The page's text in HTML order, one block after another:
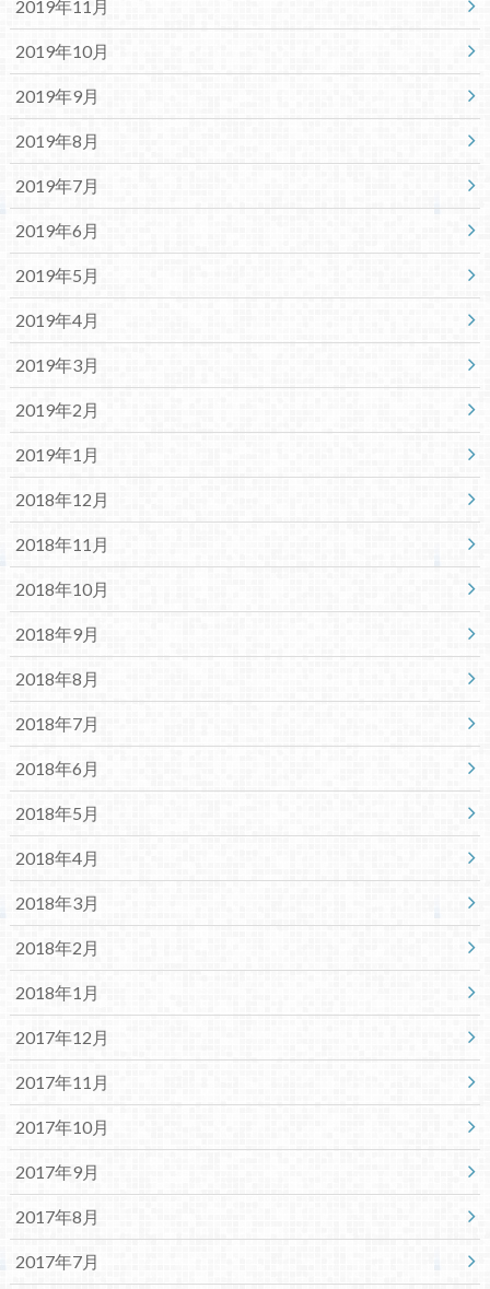
2019年11月
2019年10月
2019年9月
2019年8月
2019年7月
2019年6月
2019年5月
2019年4月
2019年3月
2019年2月
2019年1月
2018年12月
2018年11月
2018年10月
2018年9月
2018年8月
2018年7月
2018年6月
2018年5月
2018年4月
2018年3月
2018年2月
2018年1月
2017年12月
2017年11月
2017年10月
2017年9月
2017年8月
2017年7月